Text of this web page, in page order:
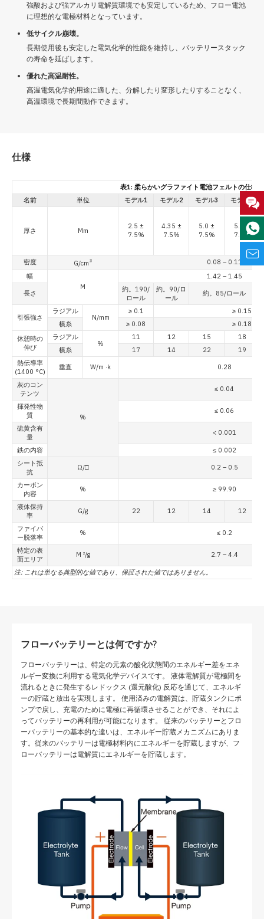
強酸および強アルカリ電解質環境でも安定しているため、フロー電池
に理想的な電極材料となっています。
低サイクル崩壊。
長期使用後も安定した電気化学的性能を維持し、バッテリースタック
の寿命を延ばします。
優れた高温耐性。
高温電気化学的用途に適した、分解したり変形したりすることなく、
高温環境で長期間動作できます。
仕様
表1: 柔らかいグラファイト電池フェルトの仕様
名前
単位 モデル1 モデル2 モデル3 モデル4
厚さ Mm
2.5 ±
7.5%
4.35 ±
7.5%
5.0 ±
7.5%
5.5 ±
7.5%
密度 G/cm 3
0.08 – 0.11
幅
M
1.42 – 1.45
長さ
約。190/
ロール
約。90/ロ
ール
約。85/ロール
引張強さ
ラジアル
N/mm
≥ 0.1
≥ 0.15
横糸
≥ 0.08
≥ 0.18
休憩時の
伸び
ラジアル
%
11 12 15
18
横糸
17 14 22
19
熱伝導率
(1400 °C)
垂直 W/m ·k 0.28
灰のコン
テンツ
%
≤ 0.04
揮発性物
質
≤ 0.06
硫黄含有
量
< 0.001
鉄の内容
≤ 0.002
シート抵
抗
Ω/□ 0.2 – 0.5
カーボン
内容
% ≥ 99.90
液体保持
率
G/g 22 12 14 12
ファイバ
ー脱落率
% ≤ 0.2
特定の表
面エリア
M ²/g 2.7 – 4.4
注: これは単なる典型的な値であり、保証された値ではありません。
フローバッテリーとは何ですか?
フローバッテリーは、特定の元素の酸化状態間のエネルギー差をエネ
ルギー変換に利用する電気化学デバイスです。 液体電解質が電極間を
流れるときに発生するレドックス (還元酸化) 反応を通じて、エネルギ
ーの貯蔵と放出を実現します。 使用済みの電解質は、貯蔵タンクにポ
ンプで戻し、充電のために電極に再循環させることができ、それによ
ってバッテリーの再利用が可能になります。 従来のバッテリーとフロ
ーバッテリーの基本的な違いは、エネルギー貯蔵メカニズムにありま
す。従来のバッテリーは電極材料内にエネルギーを貯蔵しますが、フ
ローバッテリーは電解質にエネルギーを貯蔵します。